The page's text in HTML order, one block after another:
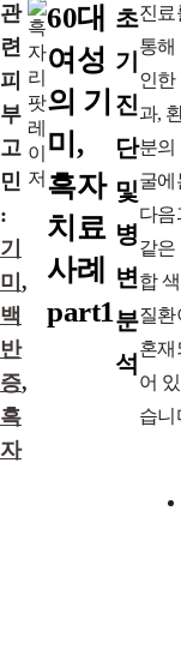
관
련
피
부
고
민
:
기
미 ,
백
반
증,
흑
자
60대
여성
의 기
미,
흑자
치료
사례
part1
초
기
진
단
및
병
변
분
석
진료
통해
인한
과,
분의
굴에
다음
같은
합
질환
혼재
어
습니